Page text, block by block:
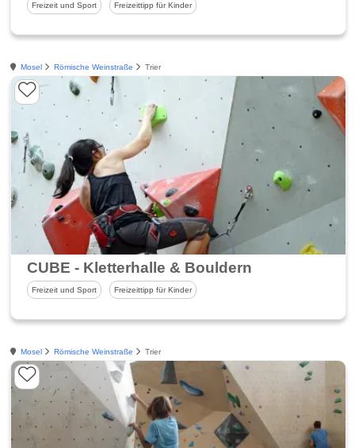
Freizeit und Sport Freizeittipp für Kinder
Mosel Römische Weinstraße Trier
CUBE - Kletterhalle & Bouldern
Freizeit und Sport Freizeittipp für Kinder
Mosel Römische Weinstraße Trier